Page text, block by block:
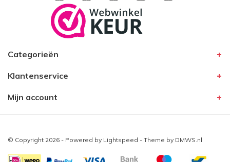
Categorieën
Klantenservice
Mijn account
© Copyright 2026 - Powered by Lightspeed - Theme by DMWS.nl